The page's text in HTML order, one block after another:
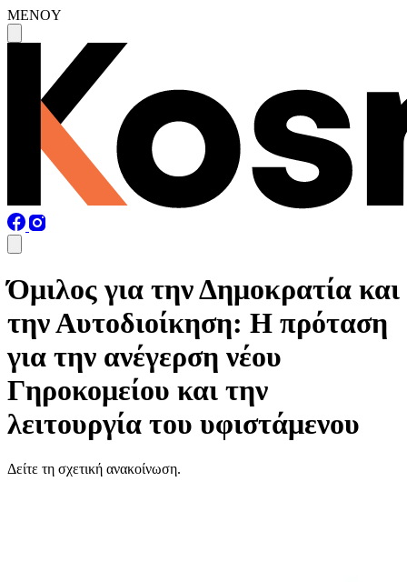
MENOY
Όμιλος για την Δημοκρατία και
την Αυτοδιοίκηση: Η πρόταση
για την ανέγερση νέου
Γηροκομείου και την
λειτουργία του υφιστάμενου
Δείτε τη σχετική ανακοίνωση.